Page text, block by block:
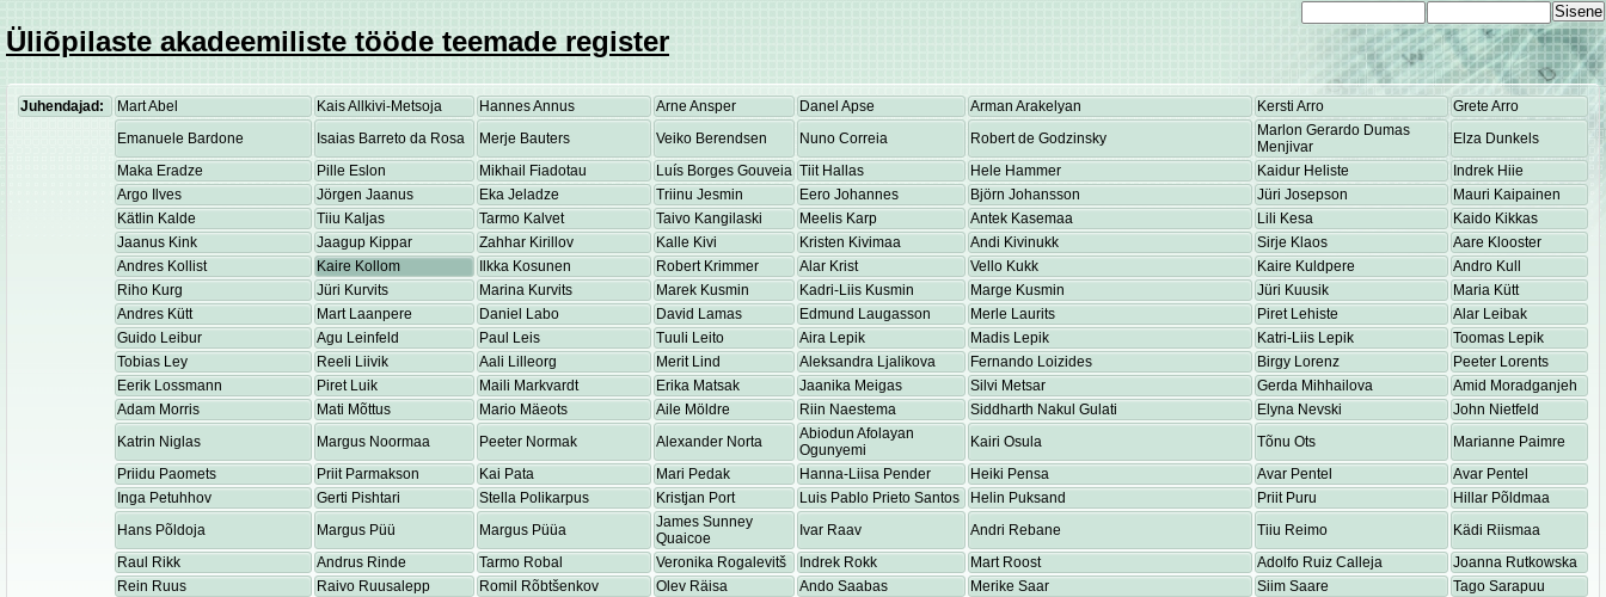
Üliõpilaste akadeemiliste tööde teemade register
Juhendajad: Mart Abel Kais Allkivi-Metsoja Hannes Annus Arne Ansper Danel Apse Arman Arakelyan Kersti Arro
Grete Arro
Emanuele Bardone
Isaias Barreto da Rosa Merje Bauters Veiko Berendsen Nuno Correia Robert de Godzinsky
Marlon Gerardo Dumas
Menjivar
Elza Dunkels
Maka Eradze
Pille Eslon Mikhail Fiadotau Luís Borges Gouveia Tiit Hallas Hele Hammer Kaidur Heliste
Indrek Hiie
Argo Ilves
Jörgen Jaanus Eka Jeladze Triinu Jesmin Eero Johannes Björn Johansson Jüri Josepson
Mauri Kaipainen
Kätlin Kalde
Tiiu Kaljas Tarmo Kalvet Taivo Kangilaski Meelis Karp Antek Kasemaa Lili Kesa
Kaido Kikkas
Jaanus Kink
Jaagup Kippar Zahhar Kirillov Kalle Kivi Kristen Kivimaa Andi Kivinukk Sirje Klaos
Aare Klooster
Andres Kollist
Kaire Kollom Ilkka Kosunen Robert Krimmer Alar Krist Vello Kukk Kaire Kuldpere
Andro Kull
Riho Kurg
Jüri Kurvits Marina Kurvits Marek Kusmin Kadri-Liis Kusmin Marge Kusmin Jüri Kuusik
Maria Kütt
Andres Kütt
Mart Laanpere Daniel Labo David Lamas Edmund Laugasson Merle Laurits Piret Lehiste
Alar Leibak
Guido Leibur
Agu Leinfeld Paul Leis Tuuli Leito Aira Lepik Madis Lepik Katri-Liis Lepik
Toomas Lepik
Tobias Ley
Reeli Liivik Aali Lilleorg Merit Lind Aleksandra Ljalikova Fernando Loizides Birgy Lorenz
Peeter Lorents
Eerik Lossmann
Piret Luik Maili Markvardt Erika Matsak Jaanika Meigas Silvi Metsar Gerda Mihhailova
Amid Moradganjeh
Adam Morris
Mati Mõttus Mario Mäeots Aile Möldre Riin Naestema Siddharth Nakul Gulati Elyna Nevski
John Nietfeld
Katrin Niglas
Margus Noormaa Peeter Normak Alexander Norta
Abiodun Afolayan
Ogunyemi
Kairi Osula Tõnu Ots
Marianne Paimre
Priidu Paomets
Priit Parmakson Kai Pata Mari Pedak Hanna-Liisa Pender Heiki Pensa Avar Pentel
Avar Pentel
Inga Petuhhov
Gerti Pishtari Stella Polikarpus Kristjan Port Luis Pablo Prieto Santos Helin Puksand Priit Puru
Hillar Põldmaa
Hans Põldoja
Margus Püü Margus Püüa
James Sunney
Quaicoe
Ivar Raav Andri Rebane Tiiu Reimo
Kädi Riismaa
Raul Rikk
Andrus Rinde Tarmo Robal Veronika Rogalevitš Indrek Rokk Mart Roost Adolfo Ruiz Calleja
Joanna Rutkowska
Rein Ruus
Raivo Ruusalepp Romil Rõbtšenkov Olev Räisa Ando Saabas Merike Saar Siim Saare
Tago Sarapuu